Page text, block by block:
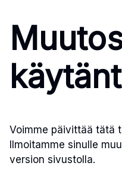
Voimme päivittää tätä
Ilmoitamme sinulle
version sivustolla.